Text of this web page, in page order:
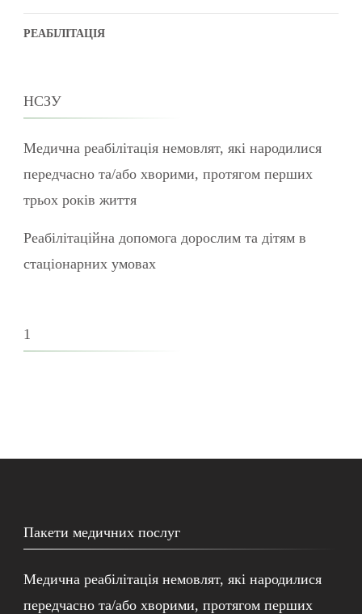
РЕАБІЛІТАЦІЯ
НСЗУ
Медична реабілітація немовлят, які народилися
передчасно та/або хворими, протягом перших
трьох років життя
Реабілітаційна допомога дорослим та дітям в
стаціонарних умовах
1
Пакети медичних послуг
Медична реабілітація немовлят, які народилися
передчасно та/або хворими, протягом перших